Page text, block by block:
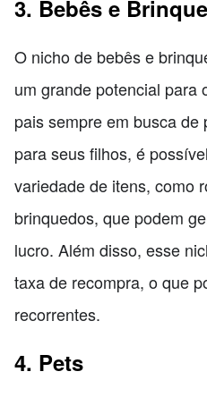
3. Bebês e
O nicho de bebês e
um grande potencial para
pais sempre em busca
para seus filhos, é
variedade de itens, como
brinquedos, que podem
lucro. Além disso, esse
taxa de recompra, o que
recorrentes.
4. Pets